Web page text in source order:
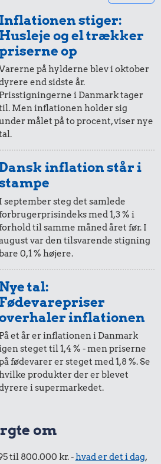
5,03 kr.
Dæk 3,85 kr.
Bukser
1,63 kr.
Snaps
Æble
7,23 kr.
Inflationen stiger:
Husleje og el trækker
priserne op
på hylderne blev i oktober
end sidste år.
Prisstigningerne i Danmark tager
Men inflationen holder sig
målet på to procent, viser nye
inflation står i
I september steg det samlede
med 1,3 % i
til samme måned året før. I
var den tilsvarende stigning
0,1 % højere.
Nye tal:
Fødevarepriser
inflationen
På et år er inflationen i Danmark
steget til 1,4 % - men priserne
fødevarer er steget med 1,8 %. Se
produkter der er blevet
i supermarkedet.
om
til 800.000 kr. -hvad er det i dag,